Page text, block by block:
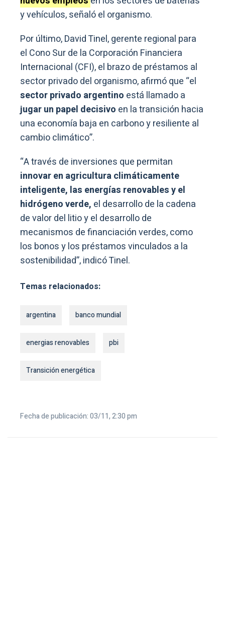
y vehículos, señaló el organismo.
Por último, David Tinel, gerente regional para
el Cono Sur de la Corporación Financiera
Internacional (CFI), el brazo de préstamos al
sector privado del organismo, afirmó que “el
sector privado argentino está llamado a
jugar un papel decisivo en la transición hacia
una economía baja en carbono y resiliente al
cambio climático”.
“A través de inversiones que permitan
innovar en agricultura climáticamente
inteligente, las energías renovables y el
hidrógeno verde, el desarrollo de la cadena
de valor del litio y el desarrollo de
mecanismos de financiación verdes, como
los bonos y los préstamos vinculados a la
sostenibilidad”, indicó Tinel.
Temas relacionados:
argentina banco mundial
energias renovables pbi
Transición energética
Fecha de publicación: 03/11, 2:30 pm